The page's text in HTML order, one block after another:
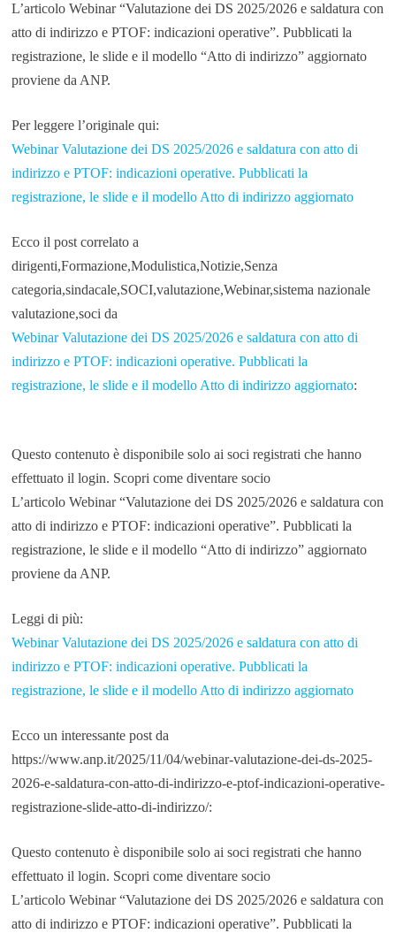
L’articolo Webinar “Valutazione dei DS 2025/2026 e saldatura con
atto di indirizzo e PTOF: indicazioni operative”. Pubblicati la
registrazione, le slide e il modello “Atto di indirizzo” aggiornato
proviene da ANP.
Per leggere l’originale qui:
Webinar Valutazione dei DS 2025/2026 e saldatura con atto di
indirizzo e PTOF: indicazioni operative. Pubblicati la
registrazione, le slide e il modello Atto di indirizzo aggiornato
Ecco il post correlato a
dirigenti,Formazione,Modulistica,Notizie,Senza
categoria,sindacale,SOCI,valutazione,Webinar,sistema nazionale
valutazione,soci da
Webinar Valutazione dei DS 2025/2026 e saldatura con atto di
indirizzo e PTOF: indicazioni operative. Pubblicati la
registrazione, le slide e il modello Atto di indirizzo aggiornato:
Questo contenuto è disponibile solo ai soci registrati che hanno
effettuato il login. Scopri come diventare socio
L’articolo Webinar “Valutazione dei DS 2025/2026 e saldatura con
atto di indirizzo e PTOF: indicazioni operative”. Pubblicati la
registrazione, le slide e il modello “Atto di indirizzo” aggiornato
proviene da ANP.
Leggi di più:
Webinar Valutazione dei DS 2025/2026 e saldatura con atto di
indirizzo e PTOF: indicazioni operative. Pubblicati la
registrazione, le slide e il modello Atto di indirizzo aggiornato
Ecco un interessante post da
https://www.anp.it/2025/11/04/webinar-valutazione-dei-ds-2025-
2026-e-saldatura-con-atto-di-indirizzo-e-ptof-indicazioni-operative-
registrazione-slide-atto-di-indirizzo/:
Questo contenuto è disponibile solo ai soci registrati che hanno
effettuato il login. Scopri come diventare socio
L’articolo Webinar “Valutazione dei DS 2025/2026 e saldatura con
atto di indirizzo e PTOF: indicazioni operative”. Pubblicati la